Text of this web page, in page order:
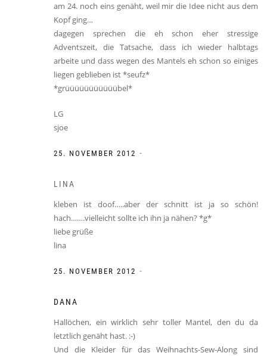
am 24. noch eins genäht, weil mir die Idee nicht aus dem
Kopf ging…
dagegen sprechen die eh schon eher stressige
Adventszeit, die Tatsache, dass ich wieder halbtags
arbeite und dass wegen des Mantels eh schon so einiges
liegen geblieben ist *seufz*
*grüüüüüüüüüüübel*
LG
sjoe
25. NOVEMBER 2012 -
LINA
kleben ist doof…..aber der schnitt ist ja so schön!
hach…….vielleicht sollte ich ihn ja nähen? *g*
liebe grüße
lina
25. NOVEMBER 2012 -
DANA
Hallöchen, ein wirklich sehr toller Mantel, den du da
letztlich genäht hast. :-)
Und die Kleider für das Weihnachts-Sew-Along sind